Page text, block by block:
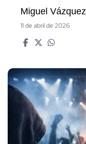
Miguel Vázquez
11 de abril de 2026